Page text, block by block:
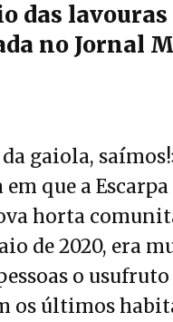
das
no Jornal
gaiola,
que a
horta
de 2020, era
o
os últimos